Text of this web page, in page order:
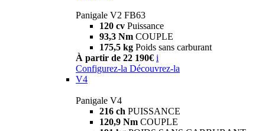
Panigale V2 FB63
120 cv Puissance
93,3 Nm COUPLE
175,5 kg Poids sans carburant
À partir de 22 190€ i
Configurez-la Découvrez-la
V4
Panigale V4
216 ch PUISSANCE
120,9 Nm COUPLE